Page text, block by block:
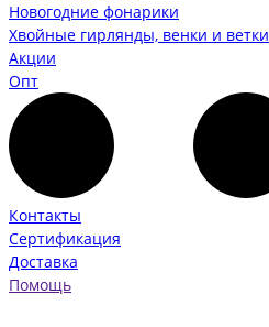
Новогодние фонарики
Хвойные гирлянды, венки и ветки
Акции
Опт
Контакты
Сертификация
Доставка
Помощь